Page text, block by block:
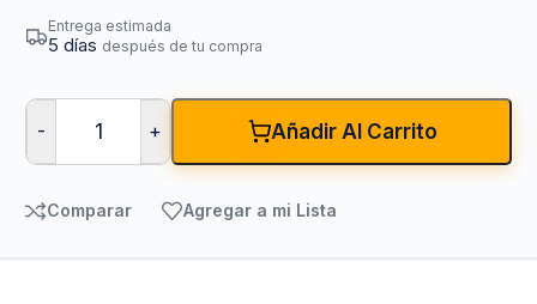
Entrega estimada
5 días después de tu compra
- + Añadir Al Carrito
Comparar Agregar a mi Lista